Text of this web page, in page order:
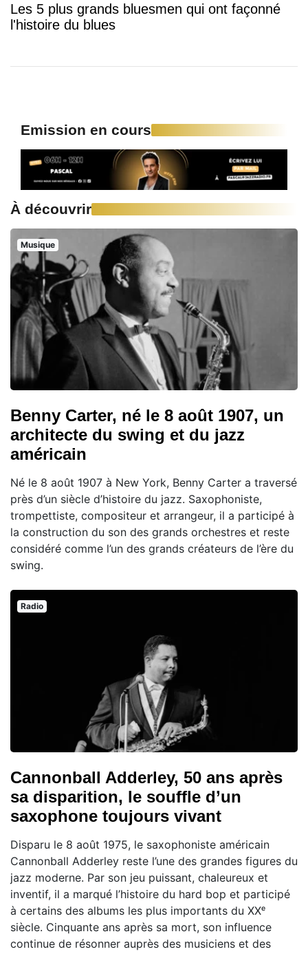
Les 5 plus grands bluesmen qui ont façonné
l'histoire du blues
Emission en cours
À découvrir
Musique
Benny Carter, né le 8 août 1907, un
architecte du swing et du jazz
américain
Né le 8 août 1907 à New York, Benny Carter a traversé
près d’un siècle d’histoire du jazz. Saxophoniste,
trompettiste, compositeur et arrangeur, il a participé à
la construction du son des grands orchestres et reste
considéré comme l’un des grands créateurs de l’ère du
swing.
Radio
Cannonball Adderley, 50 ans après
sa disparition, le souffle d’un
saxophone toujours vivant
Disparu le 8 août 1975, le saxophoniste américain
Cannonball Adderley reste l’une des grandes figures du
jazz moderne. Par son jeu puissant, chaleureux et
inventif, il a marqué l’histoire du hard bop et participé
à certains des albums les plus importants du XXᵉ
siècle. Cinquante ans après sa mort, son influence
continue de résonner auprès des musiciens et des